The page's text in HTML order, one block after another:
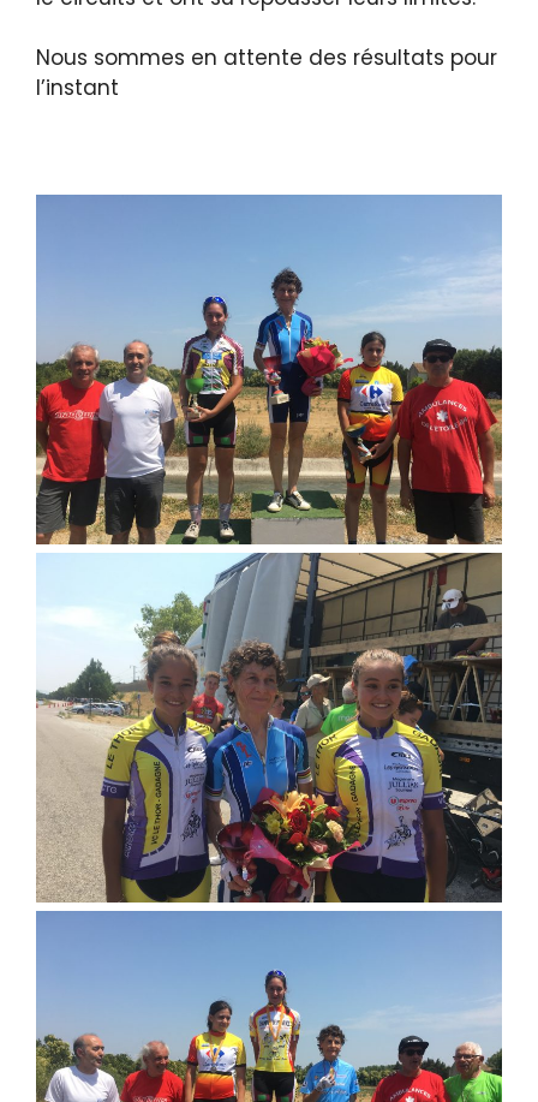
Nous sommes en attente des résultats pour
l’instant